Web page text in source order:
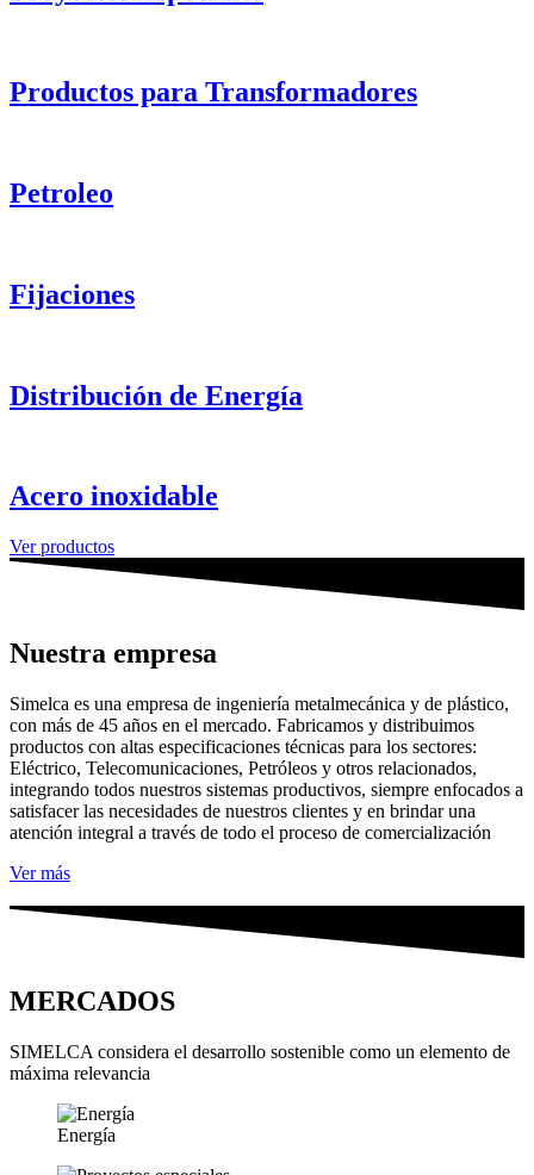
Productos para Transformadores
Petroleo
Fijaciones
Distribución de Energía
Acero inoxidable
Ver productos
Nuestra empresa
Simelca es una empresa de ingeniería metalmecánica y de plástico,
con más de 45 años en el mercado. Fabricamos y distribuimos
productos con altas especificaciones técnicas para los sectores:
Eléctrico, Telecomunicaciones, Petróleos y otros relacionados,
integrando todos nuestros sistemas productivos, siempre enfocados a
satisfacer las necesidades de nuestros clientes y en brindar una
atención integral a través de todo el proceso de comercialización
Ver más
MERCADOS
SIMELCA considera el desarrollo sostenible como un elemento de
máxima relevancia
Energía